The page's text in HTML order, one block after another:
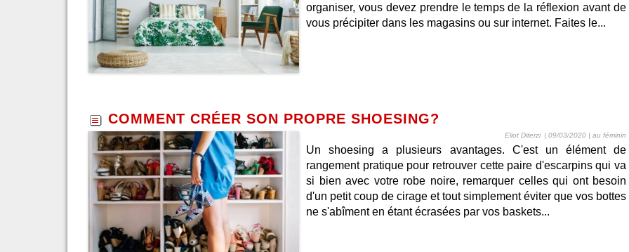
organiser, vous devez prendre le temps de la réflexion avant de
vous précipiter dans les magasins ou sur internet. Faites le...
COMMENT CRÉER SON PROPRE SHOESING?
Eliot Diterzi | 09/03/2020 | au féminin
Un shoesing a plusieurs avantages. C'est un élément de
rangement pratique pour retrouver cette paire d'escarpins qui va
si bien avec votre robe noire, remarquer celles qui ont besoin
d'un petit coup de cirage et tout simplement éviter que vos bottes
ne s'abîment en étant écrasées par vos baskets...